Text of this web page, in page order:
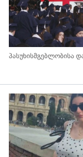
პასუხისმგებლობისა